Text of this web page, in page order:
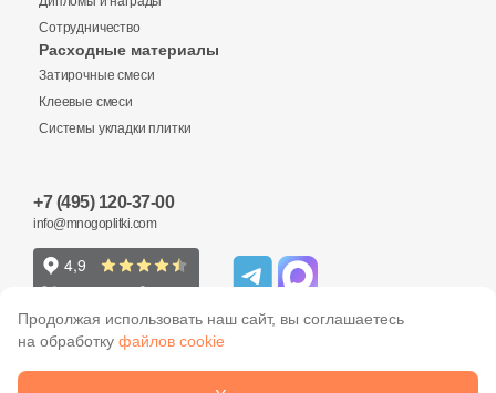
Количество
Минимальная сумма заказа
Ваше имя
Заявка на бесплатный 3D дизайн
Телефон
Обратная связь
Ваше имя
Сотрудничество
Расходные материалы
Затирочные смеси
Клеевые смеси
Системы укладки плитки
+7 (495) 120-37-00
info@mnogoplitki.com
Продолжая использовать наш сайт, вы соглашаетесь
на обработку файлов cookie